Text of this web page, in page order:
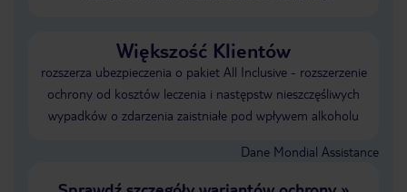
Większość Klientów
rozszerza ubezpieczenia o pakiet All Inclusive - rozszerzenie
ochrony od kosztów leczenia i następstw nieszczęśliwych
wypadków o zdarzenia zaistniałe pod wpływem alkoholu
Dane Mondial Assistance